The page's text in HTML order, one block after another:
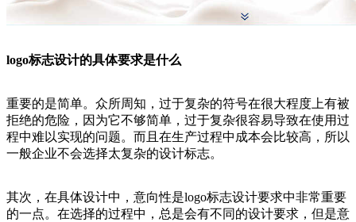
logo标志设计的具体要求是什么
重要的是简单。众所周知，过于复杂的符号在很大程度上有被
拒绝的危险，因为它不够简单，过于复杂很容易导致在使用过
程中难以实现的问题。而且在生产过程中成本会比较高，所以
一般企业不会选择太复杂的设计标志。
其次，在具体设计中，意向性是logo标志设计要求中非常重要
的一点。在选择的过程中，总是会有不同的设计要求，但是意